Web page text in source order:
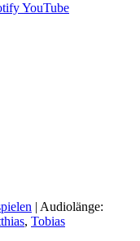
YouTube
| Audiolänge:
, Tobias